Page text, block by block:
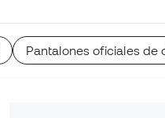
Pantalones oficiales de